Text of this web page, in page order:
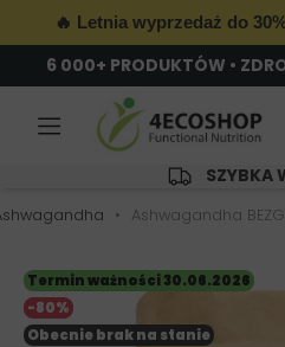
🔥 Letnia wyprzedaż do
6 000+ PRODUKTÓW •
SZYBKA
Ashwagandha
-80%
Obecnie brak na stanie
Termin ważności 30.06.2026